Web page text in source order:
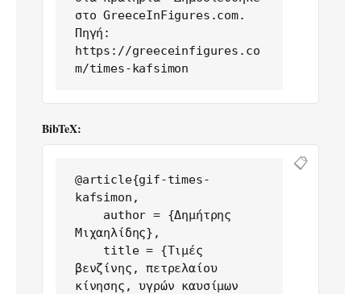
στο GreeceInFigures.com.
Πηγή:
https://greeceinfigures.co
m/times-kafsimon
BibTeX:
@article{gif-times-
kafsimon,
Μιχαηλίδης},
βενζίνης, πετρελαίου
κίνησης, υγρών καυσίμων
📋